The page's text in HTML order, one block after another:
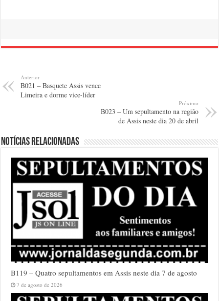
Anterior
B021 – Basquete Assis vence
Limeira e dorme vice-líder
Próximo
B023 – Um sepultamento na região
de Assis neste dia 20 de abril
Notícias relacionadas
B119 – Quatro sepultamentos em Assis neste dia 7 de agosto
7 de agosto de 2026